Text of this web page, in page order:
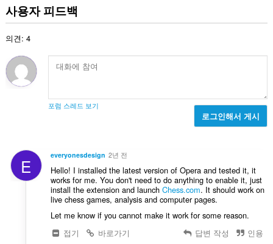
사용자 피드백
의견: 4
포럼 스레드 보기
로그인해서 게시
E everyonesdesign 2년 전
Hello! I installed the latest version of Opera and tested it, it
works for me. You don't need to do anything to enable it, just
install the extension and launch Chess.com. It should work on
live chess games, analysis and computer pages.
Let me know if you cannot make it work for some reason.
접기
바로가기 답변 작성 인용